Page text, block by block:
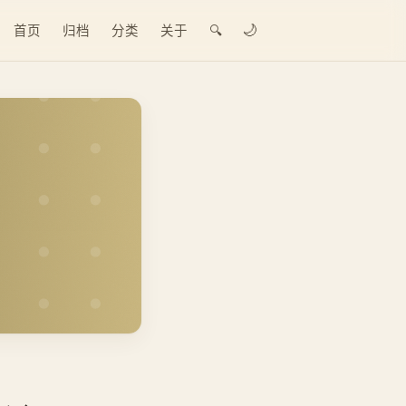
首页 归档 分类 关于 🔍 🌙